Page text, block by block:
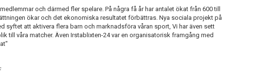
och därmed fler spelare. På några få år har antalet ökat från 600 till
ökar och det ekonomiska resultatet förbättras. Nya sociala projekt på
syftet att aktivera flera barn och marknadsföra våran sport, Vi har även sett
till våra matcher. Även Irstablixten-24 var en organisatorisk framgång med